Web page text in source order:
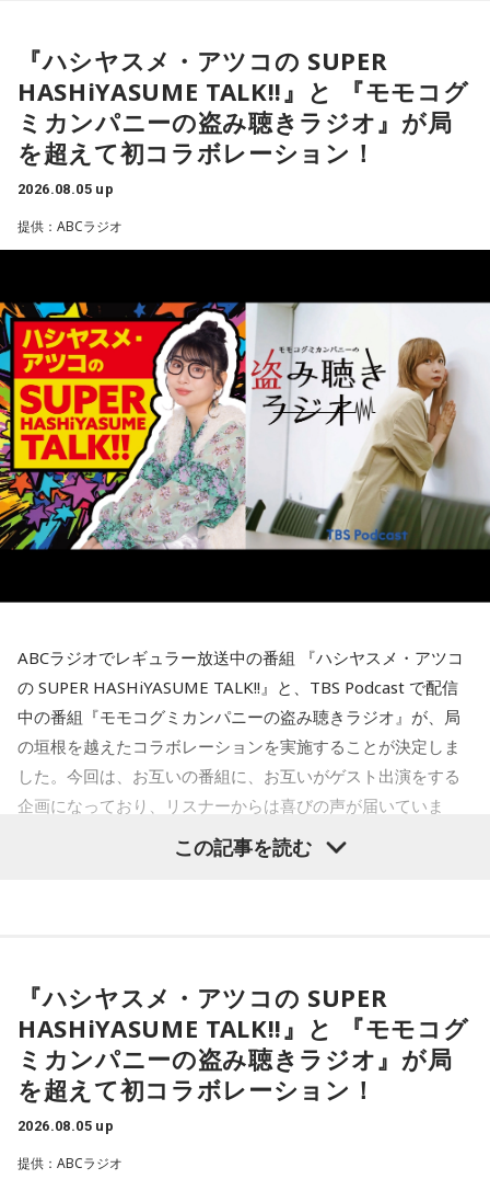
----------------------------------------------------
＜番組概要＞
番組名：CHINTAI presents きゃりーぱみゅぱみゅ Chapter
#0 ～Touch Your Heart～
放送日時：毎週日曜 12:30～12:55
パーソナリティ：きゃりーぱみゅぱみゅ
番組Webサイト：
一方のゆとりくんも「メルカリディグが超好き」と笑いなが
ら語り、ヴィンテージロックTシャツは真贋判定をしてもらっ
て購入していることなど、こだわりを紹介しました。
また、きゃりーは20代後半で「安いバッグが似合わなくなっ
た瞬間があった」と振り返り、そこからヴィンテージのバッ
お迎え時間を確認するために時計を買ってみたら、そのまま
◆ゆとりくんの「HR」への熱い思い「復刊させたい」
番組後半の「Chapter #0 LIBRARY」では、ゲストが人生の背
中を押してくれた作品を紹介します。ゆとりくんが選んだの
は、ティーン向けファッション誌「HR」でした。「買収して
復刊させたい（笑）」と本気とも冗談とも取れる夢を語りま
す。きゃりーも「この前、代官山蔦屋で『FRUiTS』展をやっ
ていたから、『HR』もまた再燃してほしいですね」と共感。
さらにSNS時代との違いについて、「今はインスタやXで私生
り、懐かしのガラケー文化や「センター問い合わせ」の思い
（笑）」「ガラケーに戻そう（笑）」と笑い合いながら、便
利になった現代だからこそ失われたワクワク感について語り
合いました。
最後に、きゃりーは「めちゃくちゃ面白い人ですね、びっく
りしました。レイジくんにLINEします（笑）」とゆとりくん
との対談を振り返り、2週にわたるゲスト出演を締めくくりま
した。
----------------------------------------------------
＜番組概要＞
番組名：CHINTAI presents きゃりーぱみゅぱみゅ Chapter
#0 ～Touch Your Heart～
放送日時：毎週日曜 12:30～12:55
パーソナリティ：きゃりーぱみゅぱみゅ
番組Webサイト：
番組公式X： @ChapterZero_JFN
いても話題は及びます。森下さんは、サウナは「リラックス
したいときに利用する身近な存在」だと説明します。かつて
は「裸になっていると嘘がつけない」という考え方から、政
治や仕事の重要な話し合いがサウナでおこなわれることもあ
ったと、その文化的な背景を紹介しました。
森下圭子さんが翻訳を手掛けた「ムーミンとトーベ・ヤンソ
◆ムーミンが教えてくれる多様性
続いて、森下さんが長年研究を続けるムーミンについて話を
聞きました。フィンランドの人々にとってのムーミンについ
て、森下さんは、「近年では文化的、精神的なバックボーン
のような存在になっています。ムーミンの言葉に支えられた
り、励まされている人たちが増えている印象です」と紹介し
ます。
した。森下さんは、1990年に日本で制作されたアニメーショ
ンがきっかけとなり、フィンランドでも国民的な存在になっ
たと説明しました。
ムーミン作品の魅力については、「一人ひとりの個性が際立
っている」と語ります。「みんな変わっているのに、嫌な奴
が1人もいないんですよ」と表現し、多様な個性をそのまま受
じ、「いい大人にならないといけない」という自身の思い込
みが外れたと語りました。
番組のテーマである「手紙」にちなみ、森下さんは、美しい
景色を誰かと共有したいときに手紙を書くことが多いと話し
ます。トーベ・ヤンソンが夏を過ごした群島で、海を眺めな
ると語ってくれました。
森下圭子さんは、ムーミン研究をきっかけに1994年にフィン
ランドへ渡りました。大学時代に作品を読み返した際、「な
んて前衛的な文学なんだろう」と衝撃を受け、その背景にあ
る文化や社会を知りたいと思ったことが渡航のきっかけだっ
たと振り返ります。現在はヘルシンキを拠点に、翻訳や通
ンドの暮らしや文化を発信しています。
森下さんが初めてフィンランドを訪れた1994年は、深刻な経
率も世界トップクラスといわれていましたが、その後は大き
く改善し、現在では世界幸福度ランキングで上位を維持する
国として知られています。
その背景について森下さんは、「国や教育現場が“一人ひとり
の特性をどう活かしていくか”を重視していました」と説明し
ます。「1人の人材も無駄にはできない」という考え方のも
と、それぞれの個性や能力を社会全体で生かそうとする姿勢
が、大きな変化につながったと振り返りました。
フィンランドを訪れたことがある宇賀は、図書館や教会の印
一方で、フィンランドでの暮らしでもっとも大変なのは冬だ
といいます。日照時間が短く、小学生も暗闇のなかを登校す
るほどで、「人に会いたくなくなったり、どれだけ寝ても寝
足りないときがある」と明かします。30年以上暮らした今で
も「まだ慣れていないですね」と話し、フィンランド語の習
得についても「いつまで経っても終わりが見えないところを
歩いている感じ」と率直な思いを語りました。
厳しい冬があるからこそ、春の訪れは格別です。海や湖を覆
いても話題は及びます。森下さんは、サウナは「リラックス
したいときに利用する身近な存在」だと説明します。かつて
は「裸になっていると嘘がつけない」という考え方から、政
治や仕事の重要な話し合いがサウナでおこなわれることもあ
ったと、その文化的な背景を紹介しました。
『ハシヤスメ・アツコの SUPER
HASHiYASUME TALK!!』と 『モモコグ
ミカンパニーの盗み聴きラジオ』が局
を超えて初コラボレーション！
2026.08.05 up
提供：ABCラジオ
ABCラジオでレギュラー放送中の番組 『ハシヤスメ・アツコ
の SUPER HASHiYASUME TALK!!』と、TBS Podcast で配信
中の番組『モモコグミカンパニーの盗み聴きラジオ』が、局
の垣根を越えたコラボレーションを実施することが決定しま
した。今回は、お互いの番組に、お互いがゲスト出演をする
企画になっており、リスナーからは喜びの声が届いていま
この記事を読む
『ハシヤスメ・アツコの SUPER
HASHiYASUME TALK!!』と 『モモコグ
ミカンパニーの盗み聴きラジオ』が局
を超えて初コラボレーション！
2026.08.05 up
提供：ABCラジオ